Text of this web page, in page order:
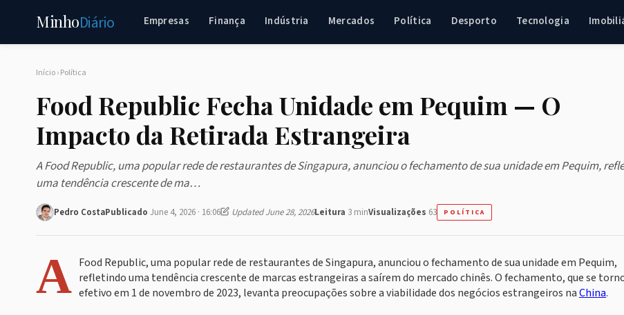
MinhoDiário Empresas Finança Indústria Mercados Política Desporto Tecnologia
Início›Política
Food Republic Fecha Unidade em Pequim — O
Impacto da Retirada Estrangeira
A Food Republic, uma popular rede de restaurantes de Singapura, anunciou o fechamento de sua unidade em Pequim,
uma tendência crescente de ma…
Pedro CostaPublicado June 4, 2026 · 16:06 Updated June 28, 2026Leitura 3 minVisualizações 63 POLÍTICA
A Food Republic, uma popular rede de restaurantes de Singapura, anunciou o fechamento de sua unidade em Pequim,
refletindo uma tendência crescente de marcas estrangeiras a saírem do mercado chinês. O fechamento, que se
efetivo em 1 de novembro de 2023, levanta preocupações sobre a viabilidade dos negócios estrangeiros naChina.